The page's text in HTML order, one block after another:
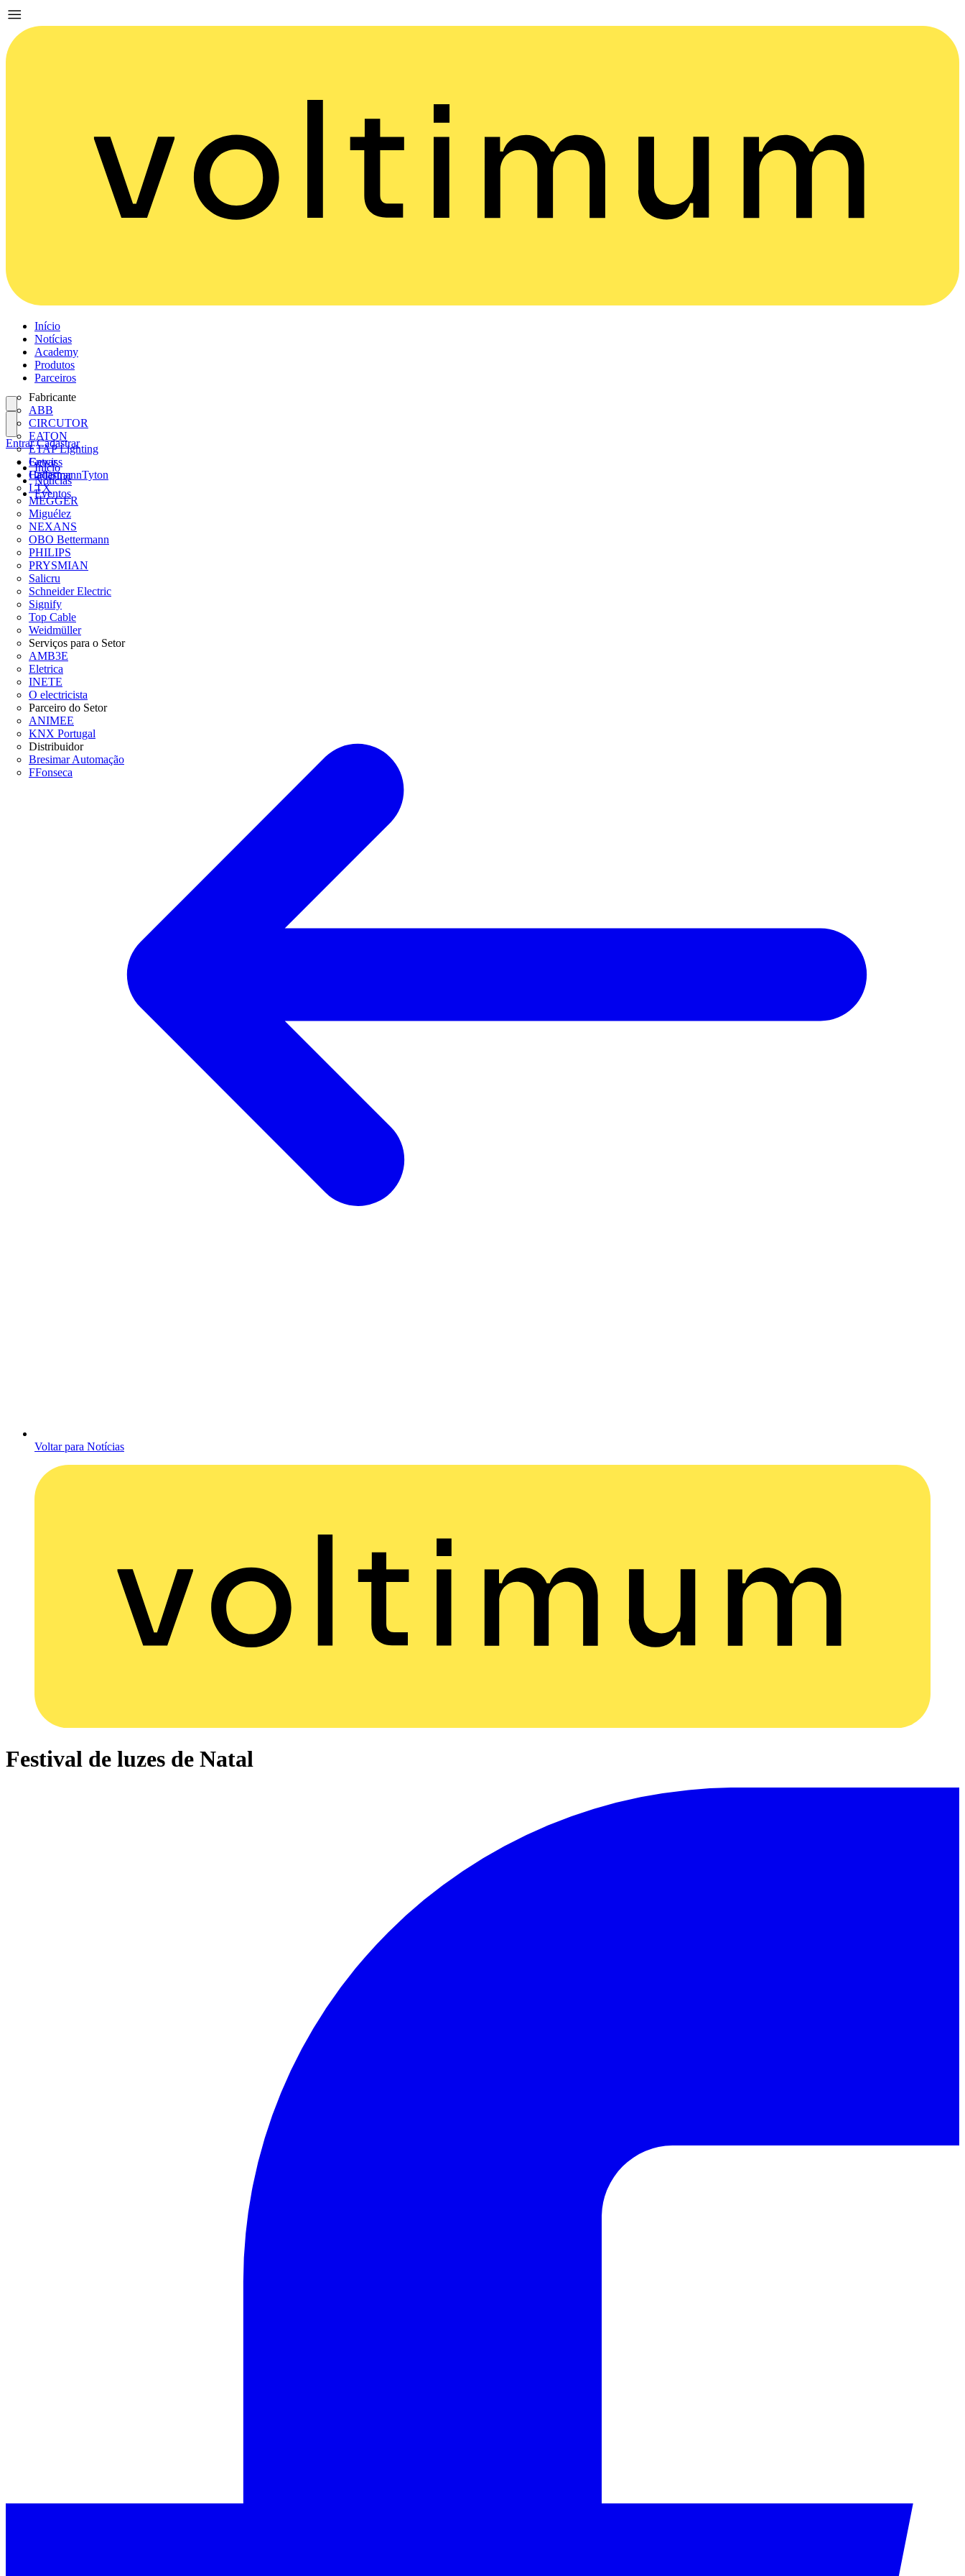
Início
Notícias
Academy
Produtos
Parceiros
Fabricante
ABB
CIRCUTOR
EATON
ETAP Lighting
Gewiss
HellermannTyton
LTX
MEGGER
Miguélez
NEXANS
OBO Bettermann
PHILIPS
PRYSMIAN
Salicru
Schneider Electric
Signify
Top Cable
Weidmüller
Serviços para o Setor
AMB3E
Eletrica
INETE
O electricista
Parceiro do Setor
ANIMEE
KNX Portugal
Distribuidor
Bresimar Automação
FFonseca
Entrar
Cadastrar
Entrar Cadastrar
Início
Notícias
Eventos
Voltar para Notícias
Festival de luzes de Natal